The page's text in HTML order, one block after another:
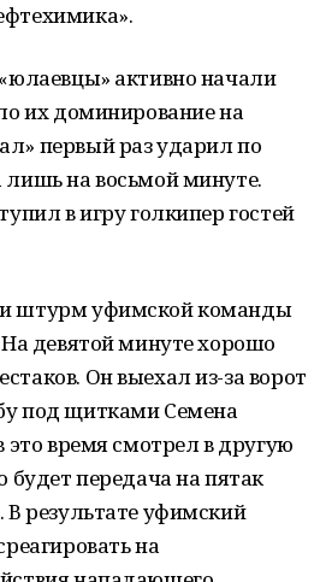
активно начали
их доминирование на
первый раз ударил по
лишь на восьмой минуте.
в игру голкипер гостей
штурм уфимской команды
девятой минуте хорошо
Он выехал из-за ворот
под щитками Семена
это время смотрел в другую
будет передача на пятак
В результате уфимский
на